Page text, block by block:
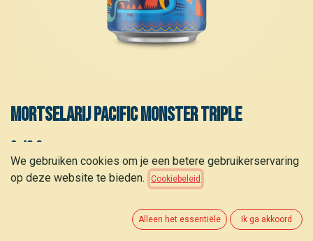
Mortselarij Pacific Monster Triple
3,40 €
TOEVOEGEN AAN WINKELMANDJE
We gebruiken cookies om je een betere gebruikerservaring
op deze website te bieden.
Cookiebeleid
Alleen het essentiële Ik ga akkoord